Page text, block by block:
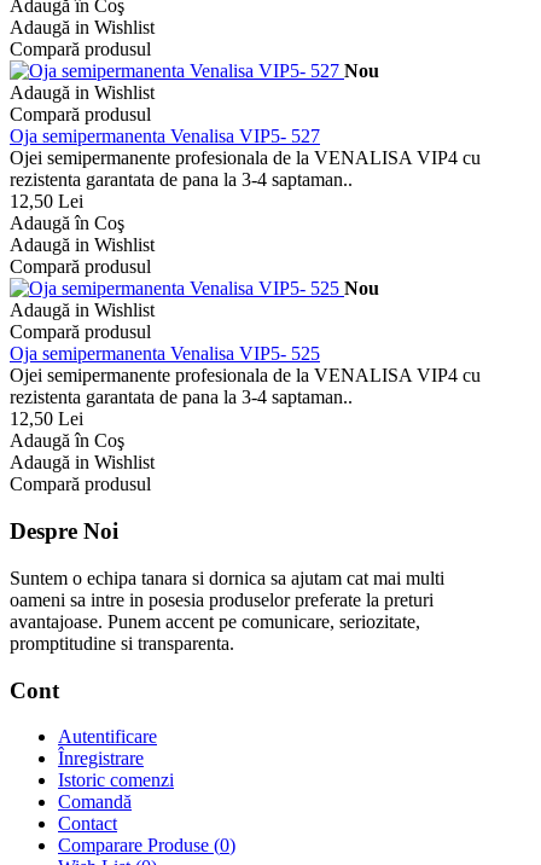
Adaugă în Coş
Adaugă in Wishlist
Compară produsul
Nou
Adaugă in Wishlist
Compară produsul
Oja semipermanenta Venalisa VIP5- 527
Ojei semipermanente profesionala de la VENALISA VIP4 cu
rezistenta garantata de pana la 3-4 saptaman..
12,50 Lei
Adaugă în Coş
Adaugă in Wishlist
Compară produsul
Nou
Adaugă in Wishlist
Compară produsul
Oja semipermanenta Venalisa VIP5- 525
Ojei semipermanente profesionala de la VENALISA VIP4 cu
rezistenta garantata de pana la 3-4 saptaman..
12,50 Lei
Adaugă în Coş
Adaugă in Wishlist
Compară produsul
Despre Noi
Suntem o echipa tanara si dornica sa ajutam cat mai multi
oameni sa intre in posesia produselor preferate la preturi
avantajoase. Punem accent pe comunicare, seriozitate,
promptitudine si transparenta.
Cont
Autentificare
Înregistrare
Istoric comenzi
Comandă
Contact
Comparare Produse (0)